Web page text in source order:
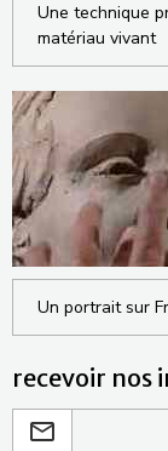
Une technique
matériau vivant
Un portrait sur
recevoir nos